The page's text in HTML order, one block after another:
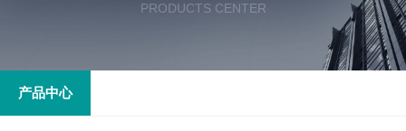
PRODUCTS CENTER
产品中心